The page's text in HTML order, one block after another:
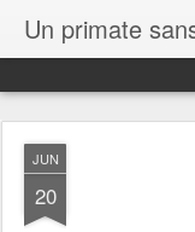
Un primate
JUN
20